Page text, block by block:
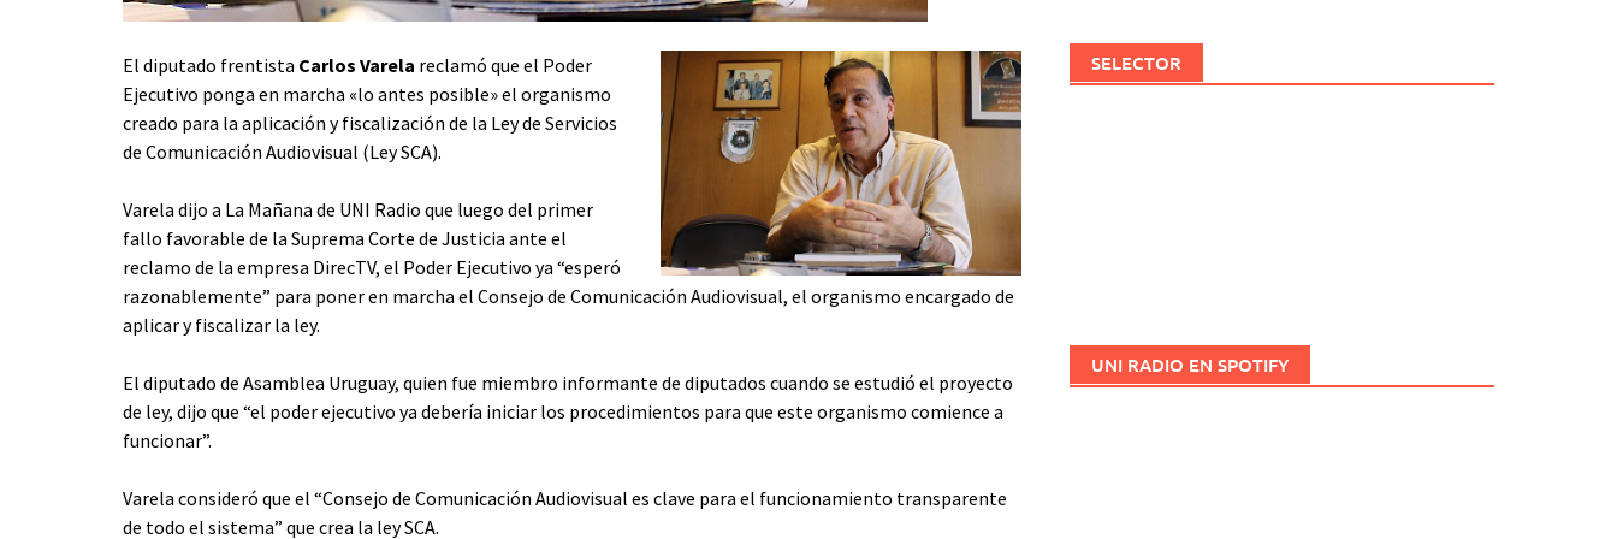
El diputado frentista Carlos Varela reclamó que el Poder
Ejecutivo ponga en marcha «lo antes posible» el organismo
creado para la aplicación y fiscalización de la Ley de Servicios
de Comunicación Audiovisual (Ley SCA).
Varela dijo a La Mañana de UNI Radio que luego del primer
fallo favorable de la Suprema Corte de Justicia ante el
reclamo de la empresa DirecTV, el Poder Ejecutivo ya “esperó
razonablemente” para poner en marcha el Consejo de Comunicación Audiovisual, el organismo encargado de
aplicar y fiscalizar la ley.
El diputado de Asamblea Uruguay, quien fue miembro informante de diputados cuando se estudió el proyecto
de ley, dijo que “el poder ejecutivo ya debería iniciar los procedimientos para que este organismo comience a
funcionar”.
Varela consideró que el “Consejo de Comunicación Audiovisual es clave para el funcionamiento transparente
de todo el sistema” que crea la ley SCA.
SELECTOR
UNI RADIO EN SPOTIFY